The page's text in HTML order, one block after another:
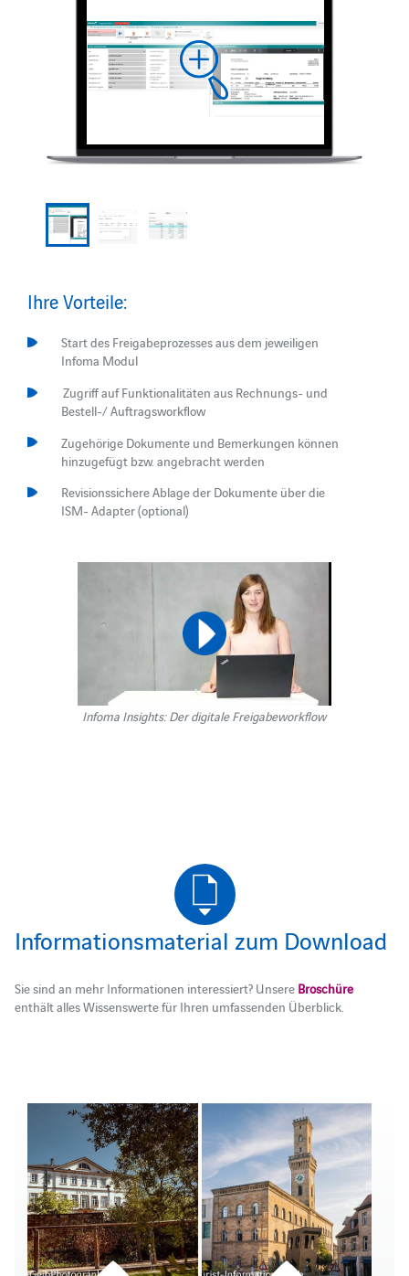
Ihre Vorteile:
Start des Freigabeprozesses aus dem jeweiligen
Infoma Modul
Zugriff auf Funktionalitäten aus Rechnungs- und
Bestell-/ Auftragsworkflow
Zugehörige Dokumente und Bemerkungen können
hinzugefügt bzw. angebracht werden
Revisionssichere Ablage der Dokumente über die
ISM- Adapter (optional)
Infoma Insights: Der digitale Freigabeworkflow
Informationsmaterial zum Download
Sie sind an mehr Informationen interessiert? Unsere Broschüre
enthält alles Wissenswerte für Ihren umfassenden Überblick.